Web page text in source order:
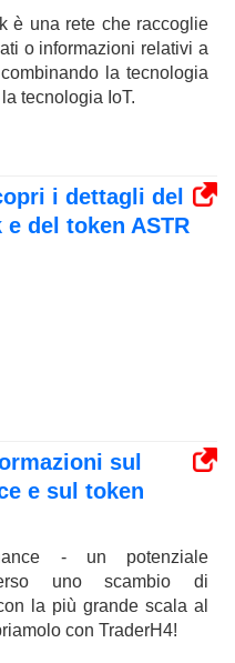
è una rete che raccoglie
o informazioni relativi a
la tecnologia
tecnologia IoT.
i dettagli del
del token ASTR
sul
e sul token
- un potenziale
uno scambio di
la più grande scala al
con TraderH4!